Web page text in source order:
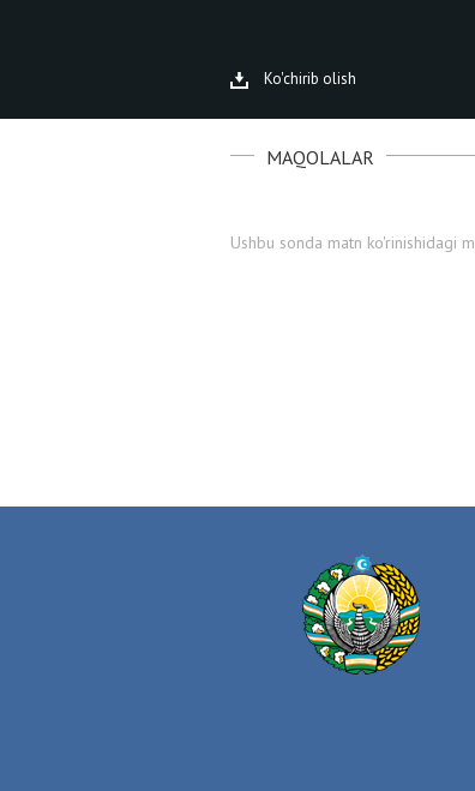
Ko'chirib olish
MAQOLALAR
Ushbu sonda matn ko'rinishidagi